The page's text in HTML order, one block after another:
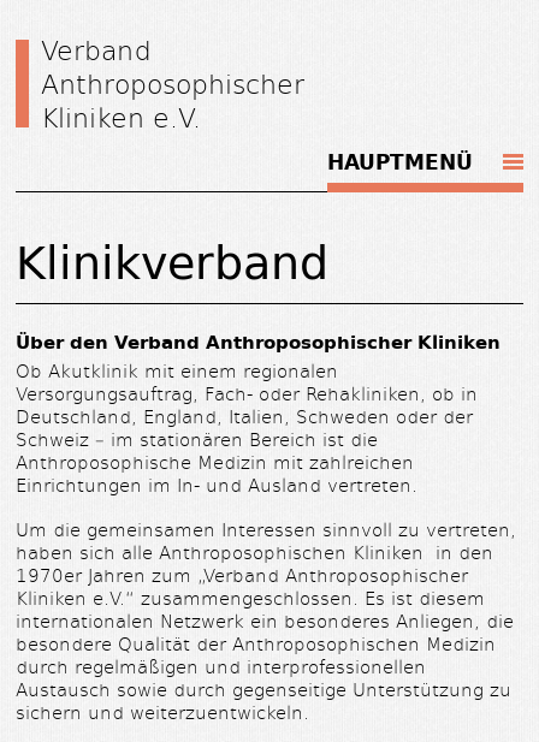
Verband
Anthroposophischer
Kliniken e.V.
HAUPTMENÜ
Klinikverband
Über den Verband Anthroposophischer Kliniken
Ob Akutklinik mit einem regionalen
Versorgungsauftrag, Fach- oder Rehakliniken, ob in
Deutschland, England, Italien, Schweden oder der
Schweiz – im stationären Bereich ist die
Anthroposophische Medizin mit zahlreichen
Einrichtungen im In- und Ausland vertreten.
Um die gemeinsamen Interessen sinnvoll zu vertreten,
haben sich alle Anthroposophischen Kliniken in den
1970er Jahren zum „Verband Anthroposophischer
Kliniken e.V.“ zusammengeschlossen. Es ist diesem
internationalen Netzwerk ein besonderes Anliegen, die
besondere Qualität der Anthroposophischen Medizin
durch regelmäßigen und interprofessionellen
Austausch sowie durch gegenseitige Unterstützung zu
sichern und weiterzuentwickeln.